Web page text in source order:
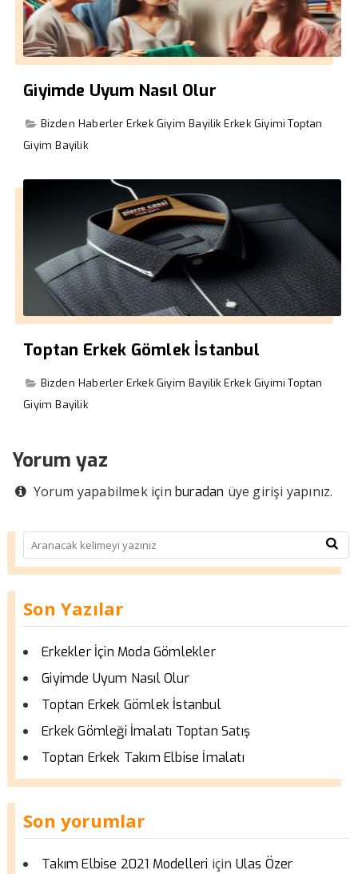
Giyimde Uyum Nasıl Olur
Bizden Haberler Erkek Giyim Bayilik Erkek Giyimi Toptan
Giyim Bayilik
Toptan Erkek Gömlek İstanbul
Bizden Haberler Erkek Giyim Bayilik Erkek Giyimi Toptan
Giyim Bayilik
Yorum yaz
Yorum yapabilmek için buradan üye girişi yapınız.
Son Yazılar
Erkekler İçin Moda Gömlekler
Giyimde Uyum Nasıl Olur
Toptan Erkek Gömlek İstanbul
Erkek Gömleği İmalatı Toptan Satış
Toptan Erkek Takım Elbise İmalatı
Son yorumlar
Takım Elbise 2021 Modelleri için Ulas Özer